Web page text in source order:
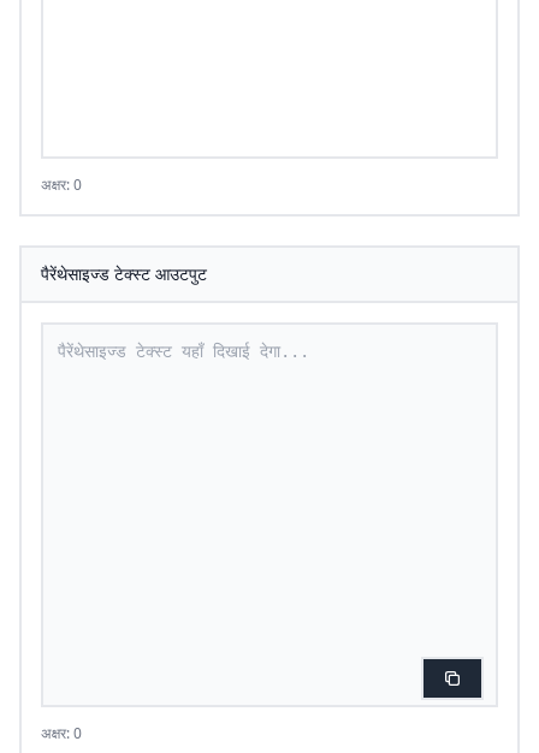
अक्षर: 0
पैरेंथेसाइज्ड टेक्स्ट आउटपुट
अक्षर: 0